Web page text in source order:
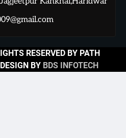
RESERVED BY PATH
BY BDS INFOTECH